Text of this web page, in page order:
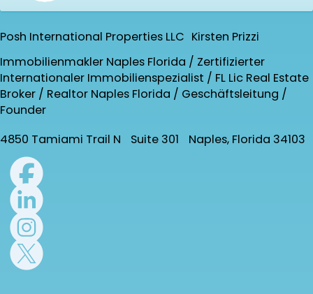
Posh International Properties LLC Kirsten Prizzi
Immobilienmakler Naples Florida / Zertifizierter
Internationaler Immobilienspezialist / FL Lic Real Estate
Broker / Realtor Naples Florida / Geschäftsleitung /
Founder
4850 Tamiami Trail N Suite 301 Naples, Florida 34103